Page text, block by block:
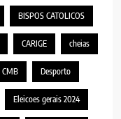
BISPOS CATOLICOS
CARIGE cheias
CMB Desporto
Eleicoes gerais 2024